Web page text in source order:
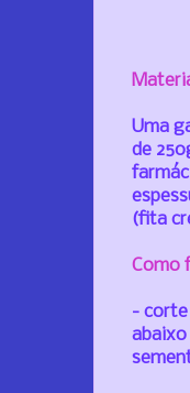
Uma
de
(fita
Como
- corte